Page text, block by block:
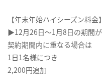
【年末年始ハイシーズン料金】
▶12月26日～1月8日の期間が
契約期間内に重なる場合は
1日1名様につき
2,200円追加